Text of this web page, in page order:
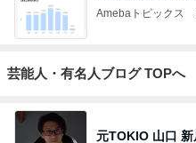
Amebaトピックス
芸能人・有名人ブログ TOPへ
元TOKIO 山口